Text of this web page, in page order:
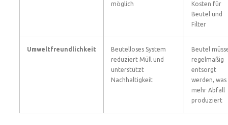
möglich
Kosten für
Beutel und
Filter
Umweltfreundlichkeit
Beutelloses System
reduziert Müll und
unterstützt
Nachhaltigkeit
Beutel
regelmäßig
entsorgt
werden, was
mehr Abfall
produziert